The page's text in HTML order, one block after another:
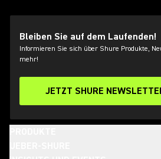
Bleiben Sie auf dem Laufenden!
Informieren Sie sich über Shure Produkte,
mehr!
JETZT SHURE